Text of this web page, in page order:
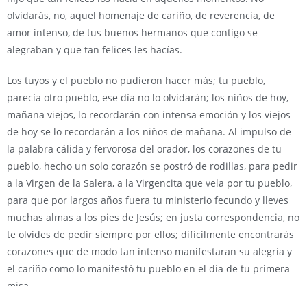
olvidarás, no, aquel homenaje de cariño, de reverencia, de
amor intenso, de tus buenos hermanos que contigo se
alegraban y que tan felices les hacías.
Los tuyos y el pueblo no pudieron hacer más; tu pueblo,
parecía otro pueblo, ese día no lo olvidarán; los niños de hoy,
mañana viejos, lo recordarán con intensa emoción y los viejos
de hoy se lo recordarán a los niños de mañana. Al impulso de
la palabra cálida y fervorosa del orador, los corazones de tu
pueblo, hecho un solo corazón se postró de rodillas, para pedir
a la Virgen de la Salera, a la Virgencita que vela por tu pueblo,
para que por largos años fuera tu ministerio fecundo y lleves
muchas almas a los pies de Jesús; en justa correspondencia, no
te olvides de pedir siempre por ellos; difícilmente encontrarás
corazones que de modo tan intenso manifestaran su alegría y
el cariño como lo manifestó tu pueblo en el día de tu primera